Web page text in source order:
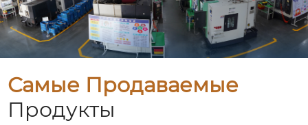
Самые Продаваемые
Продукты